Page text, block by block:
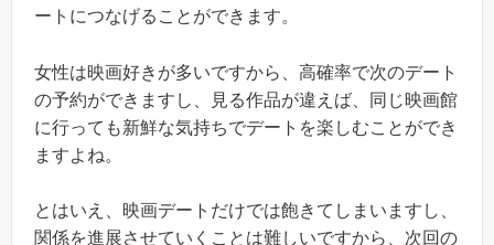
ートにつなげることができます。
女性は映画好きが多いですから、高確率で次のデート
の予約ができますし、見る作品が違えば、同じ映画館
に行っても新鮮な気持ちでデートを楽しむことができ
ますよね。
とはいえ、映画デートだけでは飽きてしまいますし、
関係を進展させていくことは難しいですから、次回の